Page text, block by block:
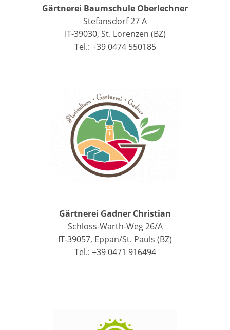
Gärtnerei Baumschule Oberlechner
Stefansdorf 27 A
IT-39030, St. Lorenzen (BZ)
Tel.: +39 0474 550185
Gärtnerei Gadner Christian
Schloss-Warth-Weg 26/A
IT-39057, Eppan/St. Pauls (BZ)
Tel.: +39 0471 916494